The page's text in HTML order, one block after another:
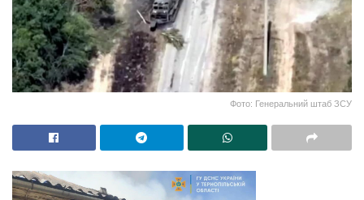
Фото: Генеральний штаб ЗСУ